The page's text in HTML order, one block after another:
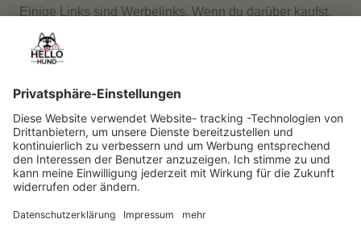
Einige Links sind Werbelinks. Wenn du darüber kaufst,
erhalten wir gegebenenfalls eine Provision. Für dich
entstehen keine Mehrkosten.
Rechtliches
Redaktion & Standards
Impressum